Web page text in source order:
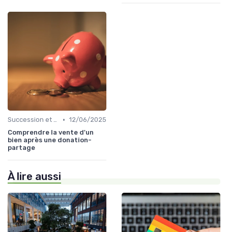
Succession et Transmission de Patrimoine • 12/06/2025
Comprendre la vente d'un
bien après une donation-
partage
À lire aussi